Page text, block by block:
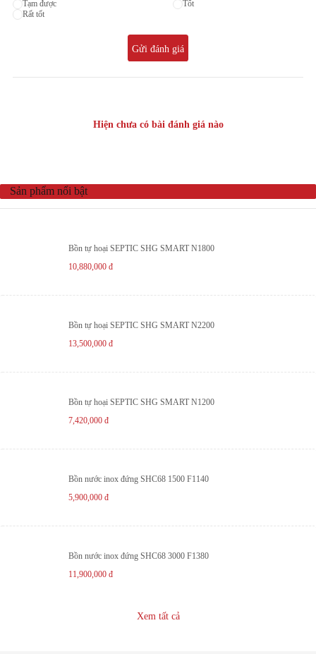
Tạm được
Tốt
Rất tốt
Gửi đánh giá
Hiện chưa có bài đánh giá nào
Sản phẩm nổi bật
Bồn tự hoại SEPTIC SHG SMART N1800
10,880,000đ
Bồn tự hoại SEPTIC SHG SMART N2200
13,500,000đ
Bồn tự hoại SEPTIC SHG SMART N1200
7,420,000đ
Bồn nước inox đứng SHC68 1500 F1140
5,900,000đ
Bồn nước inox đứng SHC68 3000 F1380
11,900,000đ
Xem tất cả